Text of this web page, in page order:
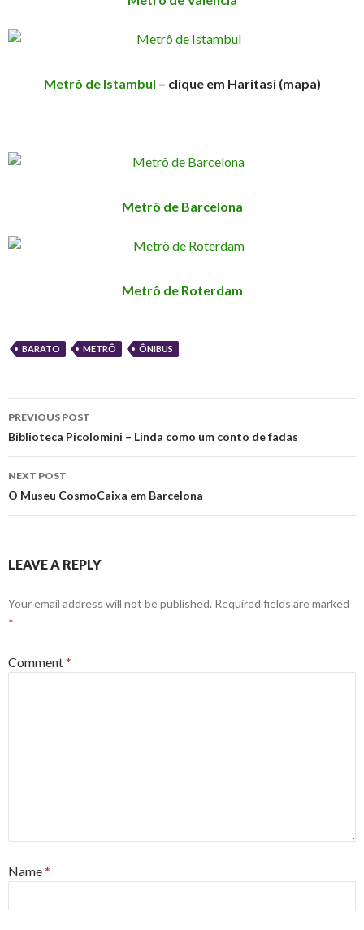
Metrô de Istambul – clique em Haritasi (mapa)
Metrô de Barcelona
Metrô de Roterdam
BARATO METRÔ ÔNIBUS
Post
navigation
PREVIOUS POST
Biblioteca Picolomini – Linda como um conto de fadas
NEXT POST
O Museu CosmoCaixa em Barcelona
LEAVE A REPLY
Your email address will not be published. Required fields are marked
*
Comment*
Name*